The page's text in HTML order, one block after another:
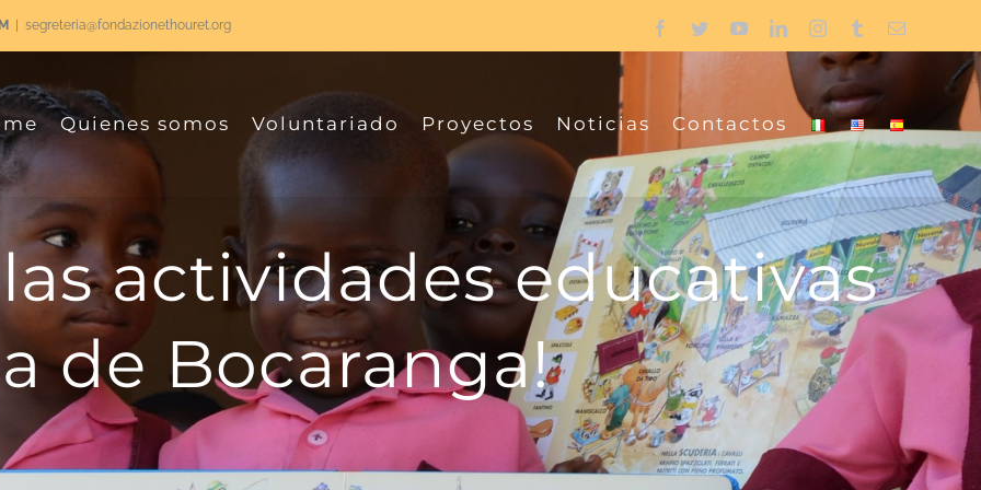
segreteria@fondazionethouret.org Facebook
TwitterYouTubeLinkedInInstagram
TumblrEmail
Quienes somos Voluntariado Proyectos Noticias Contactos
actividades educativas
de Bocaranga!